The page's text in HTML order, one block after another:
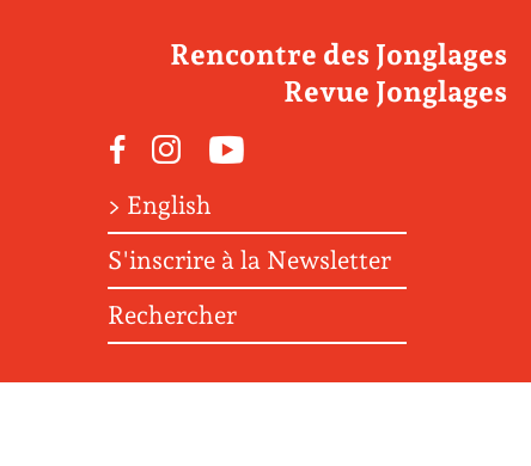
Facebook
> English
S'inscrire à la Newsletter
Rechercher
Rencontre des Jonglages
Revue Jonglages